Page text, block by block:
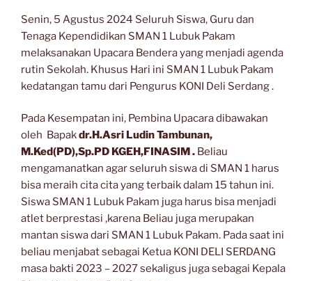
Senin, 5 Agustus 2024 Seluruh Siswa, Guru dan
Tenaga Kependidikan SMAN 1 Lubuk Pakam
melaksanakan Upacara Bendera yang menjadi agenda
rutin Sekolah. Khusus Hari ini SMAN 1 Lubuk Pakam
kedatangan tamu dari Pengurus KONI Deli Serdang .
Pada Kesempatan ini, Pembina Upacara dibawakan
oleh Bapakdr.H.Asri Ludin Tambunan,
M.Ked(PD),Sp.PD KGEH,FINASIM . Beliau
mengamanatkan agar seluruh siswa di SMAN 1 harus
bisa meraih cita cita yang terbaik dalam 15 tahun ini.
Siswa SMAN 1 Lubuk Pakam juga harus bisa menjadi
atlet berprestasi ,karena Beliau juga merupakan
mantan siswa dari SMAN 1 Lubuk Pakam. Pada saat ini
beliau menjabat sebagai Ketua KONI DELI SERDANG
masa bakti 2023 – 2027 sekaligus juga sebagai Kepala